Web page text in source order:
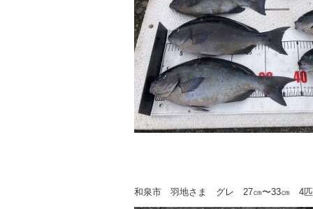
和泉市 羽地さま グレ 27㎝〜33㎝ 4